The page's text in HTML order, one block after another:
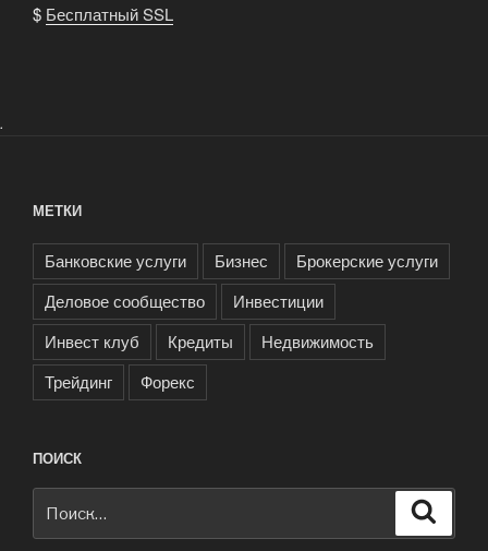
$ Бесплатный SSL
.
МЕТКИ
Банковские услуги Бизнес
Брокерские услуги
Деловое сообщество
Инвестиции
Инвест клуб
Кредиты
Недвижимость
Трейдинг
Форекс
ПОИСК